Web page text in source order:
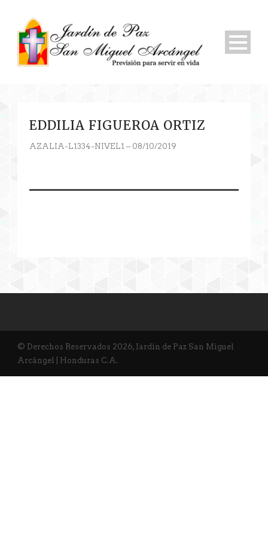
EDDILIA FIGUEROA ORTIZ
AZALIA-L1334-NIVEL1 – 08/10/2019
© Derechos Reservados 2026, Jardín de Paz San Miguel
Arcángel | Honduras C.A.